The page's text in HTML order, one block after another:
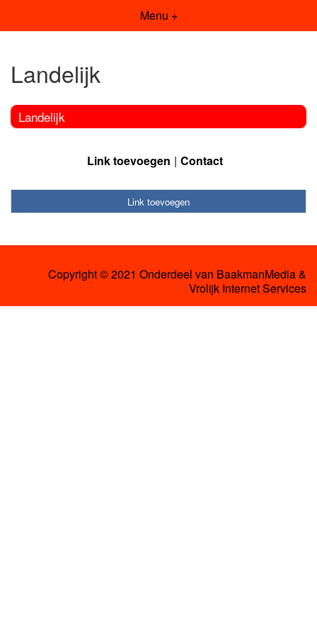
Menu +
Landelijk
Landelijk
Link toevoegen Contact
Link toevoegen
Copyright © 2021 Onderdeel van BaakmanMedia&
Vrolijk Internet Services